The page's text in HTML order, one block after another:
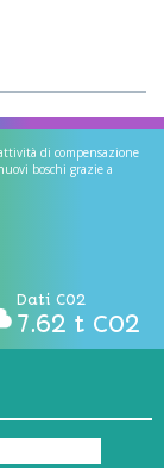
di compensazione
boschi grazie a
Dati CO2
7.62 t CO2